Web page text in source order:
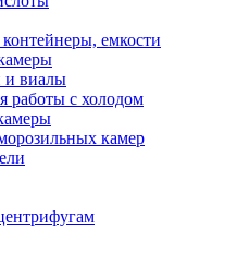
емкости
и виалы
работы с холодом
камер